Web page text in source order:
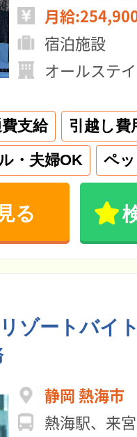
月給
宿泊施設
オールステ
支給
引越し費
・夫婦OK ペ
る
リゾートバイ
静岡 熱海市
熱海駅、来